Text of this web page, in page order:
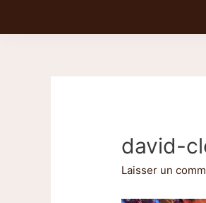
david-
Laisser un